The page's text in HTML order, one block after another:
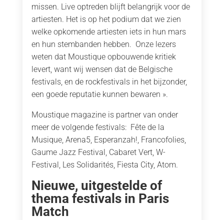
missen. Live optreden blijft belangrijk voor de
artiesten. Het is op het podium dat we zien
welke opkomende artiesten iets in hun mars
en hun stembanden hebben. Onze lezers
weten dat Moustique opbouwende kritiek
levert, want wij wensen dat de Belgische
festivals, en de rockfestivals in het bijzonder,
een goede reputatie kunnen bewaren ».
Moustique magazine is partner van onder
meer de volgende festivals: Fête de la
Musique, Arena5, Esperanzah!, Francofolies,
Gaume Jazz Festival, Cabaret Vert, W-
Festival, Les Solidarités, Fiesta City, Atom.
Nieuwe, uitgestelde of
thema festivals in Paris
Match